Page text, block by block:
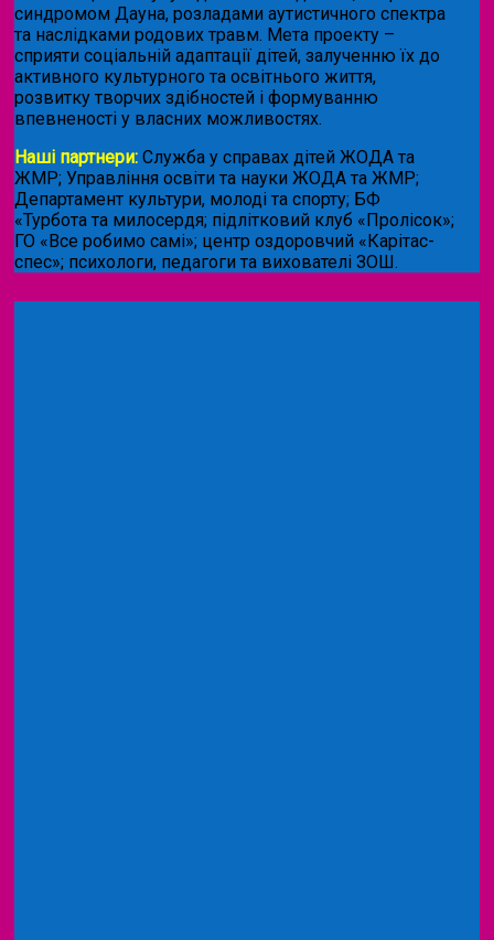
синдромом Дауна, розладами аутистичного спектра
та наслідками родових травм. Мета проекту –
сприяти соціальній адаптації дітей, залученню їх до
активного культурного та освітнього життя,
розвитку творчих здібностей і формуванню
впевненості у власних можливостях.
Наші партнери: Служба у справах дітей ЖОДА та
ЖМР; Управління освіти та науки ЖОДА та ЖМР;
Департамент культури, молоді та спорту; БФ
«Турбота та милосердя; підлітковий клуб «Пролісок»;
ГО «Все робимо самі»; центр оздоровчий «Карітас-
спес»; психологи, педагоги та вихователі ЗОШ.